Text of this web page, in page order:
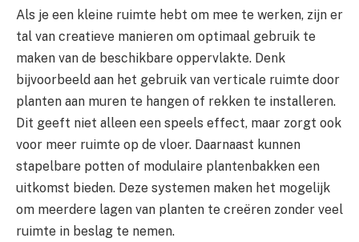
Als je een kleine ruimte hebt om mee te werken, zijn er
tal van creatieve manieren om optimaal gebruik te
maken van de beschikbare oppervlakte. Denk
bijvoorbeeld aan het gebruik van verticale ruimte door
planten aan muren te hangen of rekken te installeren.
Dit geeft niet alleen een speels effect, maar zorgt ook
voor meer ruimte op de vloer. Daarnaast kunnen
stapelbare potten of modulaire plantenbakken een
uitkomst bieden. Deze systemen maken het mogelijk
om meerdere lagen van planten te creëren zonder veel
ruimte in beslag te nemen.